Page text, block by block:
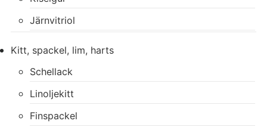
Järnvitriol
Kitt, spackel, lim, harts
Schellack
Linoljekitt
Finspackel